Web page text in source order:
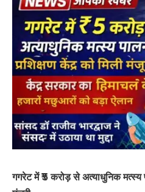
गगरेट में ₹5 करोड़ से अत्याधुनिक मत्स्य